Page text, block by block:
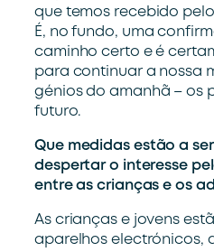
que temos recebido
É, no fundo, uma
caminho certo e é
para continuar a nossa
génios do amanhã – os
futuro.
Que medidas estão a
despertar o interesse
entre as crianças e os
As crianças e jovens
aparelhos electrónicos,